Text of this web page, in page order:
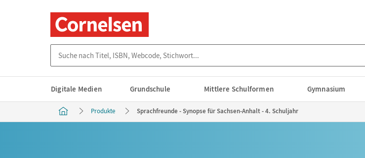
Digitale Medien Grundschule Mittlere Schulformen Gymnasium
Produkte Sprachfreunde - Synopse für Sachsen-Anhalt - 4. Schuljahr